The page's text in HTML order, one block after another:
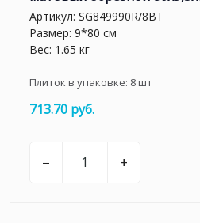
Артикул: SG849990R/8BT
Размер: 9*80 см
Вес: 1.65 кг
Плиток в упаковке: 8шт
713.70 руб.
– +